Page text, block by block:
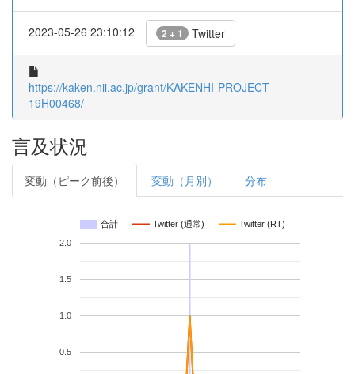
2023-05-26 23:10:12 2 + 1 Twitter
https://kaken.nii.ac.jp/grant/KAKENHI-PROJECT-
19H00468/
言及状況
変動（ピーク前後） 変動（月別） 分布
合計 Twitter (通常) Twitter (RT)
0.5
1.0
1.5
2.0